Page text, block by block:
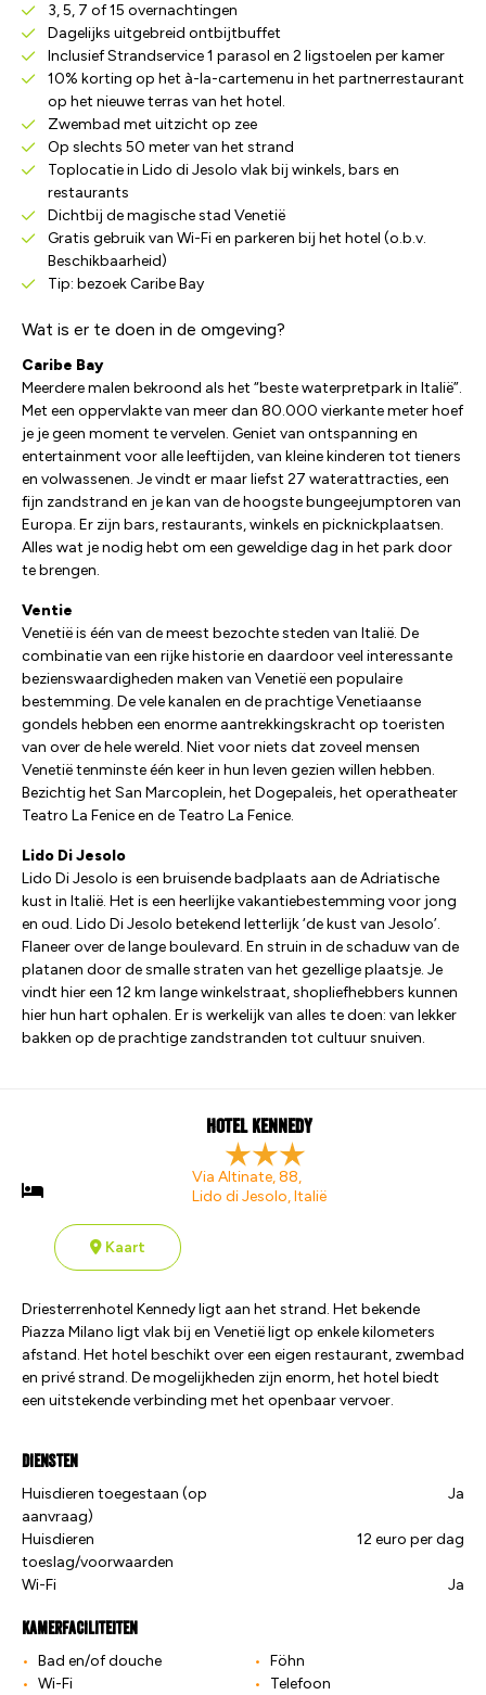
3, 5, 7 of 15 overnachtingen
Dagelijks uitgebreid ontbijtbuffet
Inclusief Strandservice 1 parasol en 2 ligstoelen per kamer
10% korting op het à-la-cartemenu in het partnerrestaurant
op het nieuwe terras van het hotel.
Zwembad met uitzicht op zee
Op slechts 50 meter van het strand
Toplocatie in Lido di Jesolo vlak bij winkels, bars en
restaurants
Dichtbij de magische stad Venetië
Gratis gebruik van Wi-Fi en parkeren bij het hotel (o.b.v.
Beschikbaarheid)
Tip: bezoek Caribe Bay
Wat is er te doen in de omgeving?
Caribe Bay
Meerdere malen bekroond als het “beste waterpretpark in Italië”.
Met een oppervlakte van meer dan 80.000 vierkante meter hoef
je je geen moment te vervelen. Geniet van ontspanning en
entertainment voor alle leeftijden, van kleine kinderen tot tieners
en volwassenen. Je vindt er maar liefst 27 waterattracties, een
fijn zandstrand en je kan van de hoogste bungeejumptoren van
Europa. Er zijn bars, restaurants, winkels en picknickplaatsen.
Alles wat je nodig hebt om een geweldige dag in het park door
te brengen.
Ventie
Venetië is één van de meest bezochte steden van Italië. De
combinatie van een rijke historie en daardoor veel interessante
bezienswaardigheden maken van Venetië een populaire
bestemming. De vele kanalen en de prachtige Venetiaanse
gondels hebben een enorme aantrekkingskracht op toeristen
van over de hele wereld. Niet voor niets dat zoveel mensen
Venetië tenminste één keer in hun leven gezien willen hebben.
Bezichtig het San Marcoplein, het Dogepaleis, het operatheater
Teatro La Fenice en de Teatro La Fenice.
Lido Di Jesolo
Lido Di Jesolo is een bruisende badplaats aan de Adriatische
kust in Italië. Het is een heerlijke vakantiebestemming voor jong
en oud. Lido Di Jesolo betekend letterlijk ‘de kust van Jesolo’.
Flaneer over de lange boulevard. En struin in de schaduw van de
platanen door de smalle straten van het gezellige plaatsje. Je
vindt hier een 12 km lange winkelstraat, shopliefhebbers kunnen
hier hun hart ophalen. Er is werkelijk van alles te doen: van lekker
bakken op de prachtige zandstranden tot cultuur snuiven.
Hotel Kennedy
Via Altinate, 88,
Lido di Jesolo, Italië
Kaart
Driesterrenhotel Kennedy ligt aan het strand. Het bekende
Piazza Milano ligt vlak bij en Venetië ligt op enkele kilometers
afstand. Het hotel beschikt over een eigen restaurant, zwembad
en privé strand. De mogelijkheden zijn enorm, het hotel biedt
een uitstekende verbinding met het openbaar vervoer.
Diensten
Huisdieren toegestaan (op
aanvraag)
Ja
Huisdieren
toeslag/voorwaarden
12 euro per dag
Wi-Fi Ja
Kamerfaciliteiten
Bad en/of douche
Föhn
Wi-Fi
Telefoon